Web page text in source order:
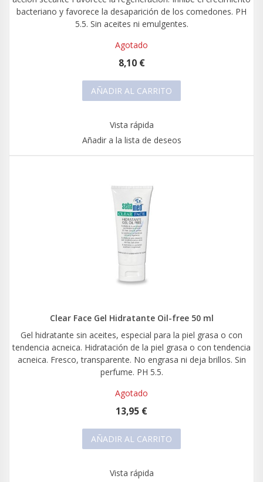
bacteriano y favorece la desaparición de los comedones. PH
5.5. Sin aceites ni emulgentes.
Agotado
8,10 €
AÑADIR AL CARRITO
Vista rápida
Añadir a la lista de deseos
Clear Face Gel Hidratante Oil-free 50 ml
Gel hidratante sin aceites, especial para la piel grasa o con
tendencia acneica. Hidratación de la piel grasa o con tendencia
acneica. Fresco, transparente. No engrasa ni deja brillos. Sin
perfume. PH 5.5.
Agotado
13,95 €
AÑADIR AL CARRITO
Vista rápida